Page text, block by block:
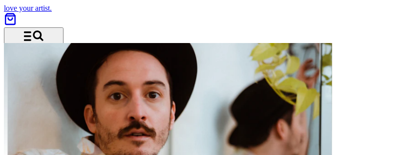
love your artist.